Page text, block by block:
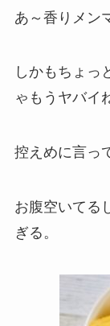
あ～香りメン
しかもちょっ
ゃもうヤバイ
控えめに言っ
お腹空いてる
ぎる。